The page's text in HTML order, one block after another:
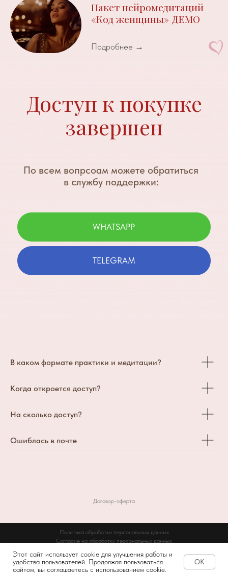
В каком формате практики и медитации?
Когда откроется доступ?
На сколько доступ?
Ошиблась в почте
Договор-оферта
Политика обработки персональных данных
Согласие на обработку персональных данных
ИП Сипкина В.В. ИНН 381808975425
Этот сайт использует cookie для улучшения работы и
удобства пользователей. Продолжая пользоваться
сайтом, вы соглашаетесь с использованием cookie.
OK